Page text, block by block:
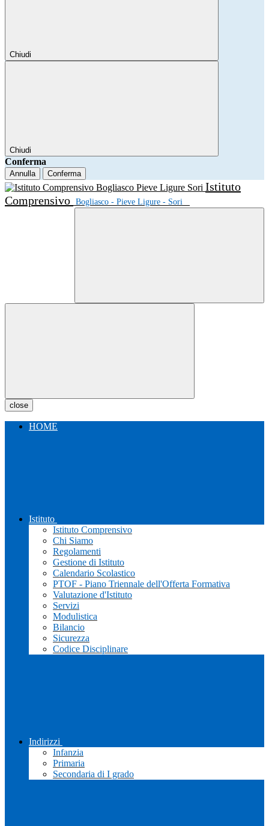
Chiudi
Chiudi
Conferma
Annulla Conferma
Istituto
Comprensivo Bogliasco - Pieve Ligure - Sori
close
HOME
Istituto
Istituto Comprensivo
Chi Siamo
Regolamenti
Gestione di Istituto
Calendario Scolastico
PTOF - Piano Triennale dell'Offerta Formativa
Valutazione d'Istituto
Servizi
Modulistica
Bilancio
Sicurezza
Codice Disciplinare
Indirizzi
Infanzia
Primaria
Secondaria di I grado